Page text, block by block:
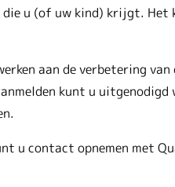
u (of uw kind) krijgt. Het
aan de verbetering
kunt u
u contact opnemen met